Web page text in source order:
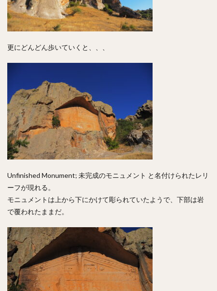
更にどんどん歩いていくと、、、
Unfinished Monument; 未完成のモニュメント と名付けられたレリ
ーフが現れる。
モニュメントは上から下にかけて彫られていたようで、下部は岩
で覆われたままだ。